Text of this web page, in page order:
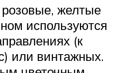
желтые
используются
(к
или винтажных.